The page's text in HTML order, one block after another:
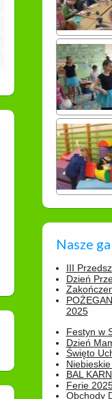
Nasze
III
Dzień
2025
Festyn w
Dzień
Święto
BAL
Ferie
Obchody